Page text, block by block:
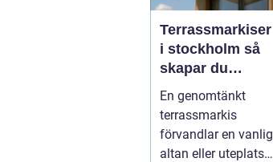
Terrassmarkiser
i stockholm så
skapar du
skugga, stil och
komfort på
uteplatsen
En genomtänkt
terrassmarkis
förvandlar en vanlig
altan eller uteplats